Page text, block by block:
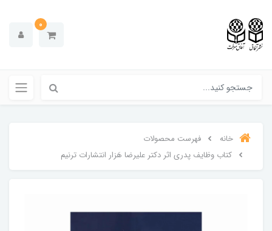
0
خانه
فهرست محصولات
کتاب وظایف پدری اثر دکتر علیرضا هَزار انتشارات ترنیم